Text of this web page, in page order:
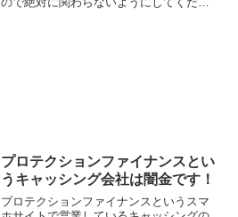
プロテクションファイナンスとい
うキャッシング会社は闇金です！
プロテクションファイナンスというスマ